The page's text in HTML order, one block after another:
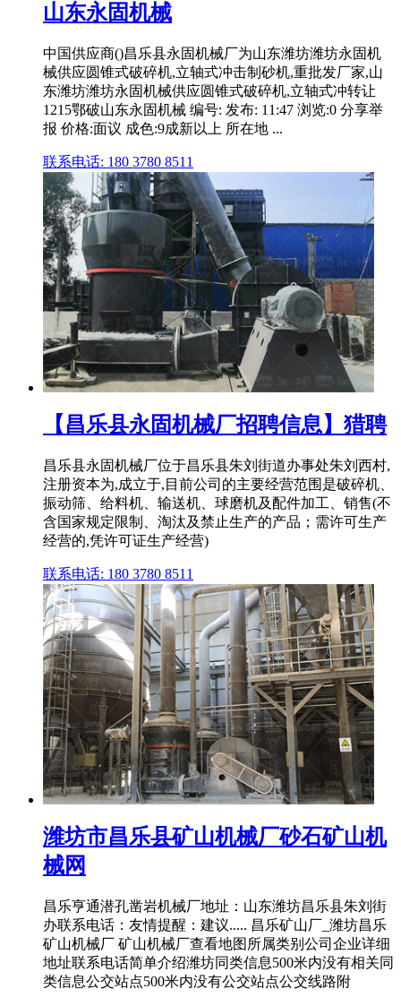
山东永固机械
中国供应商()昌乐县永固机械厂为山东潍坊潍坊永固机
械供应圆锥式破碎机,立轴式冲击制砂机,重批发厂家,山
东潍坊潍坊永固机械供应圆锥式破碎机,立轴式冲转让
1215鄂破山东永固机械 编号: 发布: 11:47 浏览:0 分享举
报 价格:面议 成色:9成新以上 所在地 ...
联系电话: 180 3780 8511
【昌乐县永固机械厂招聘信息】猎聘
昌乐县永固机械厂位于昌乐县朱刘街道办事处朱刘西村,
注册资本为,成立于,目前公司的主要经营范围是破碎机、
振动筛、给料机、输送机、球磨机及配件加工、销售(不
含国家规定限制、淘汰及禁止生产的产品；需许可生产
经营的,凭许可证生产经营)
联系电话: 180 3780 8511
潍坊市昌乐县矿山机械厂砂石矿山机
械网
昌乐亨通潜孔凿岩机械厂地址：山东潍坊昌乐县朱刘街
办联系电话：友情提醒：建议..... 昌乐矿山厂_潍坊昌乐
矿山机械厂 矿山机械厂查看地图所属类别公司企业详细
地址联系电话简单介绍潍坊同类信息500米内没有相关同
类信息公交站点500米内没有公交站点公交线路附